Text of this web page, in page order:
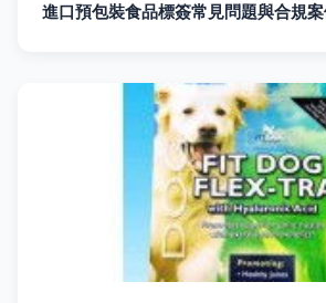
進口預包裝食品標簽常見問題與合規